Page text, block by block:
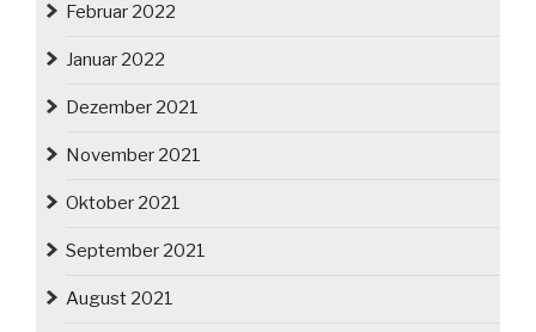
Februar 2022
Januar 2022
Dezember 2021
November 2021
Oktober 2021
September 2021
August 2021